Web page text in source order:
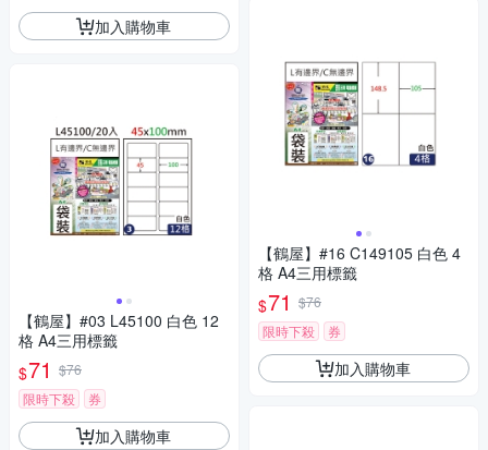
加入購物車
【鶴屋】#03 L45100 白色 12
格 A4三用標籤
$71 $76
限時下殺
券
加入購物車
【鶴屋】#16 C149105 白色 4
格 A4三用標籤
$71 $76
限時下殺
券
加入購物車